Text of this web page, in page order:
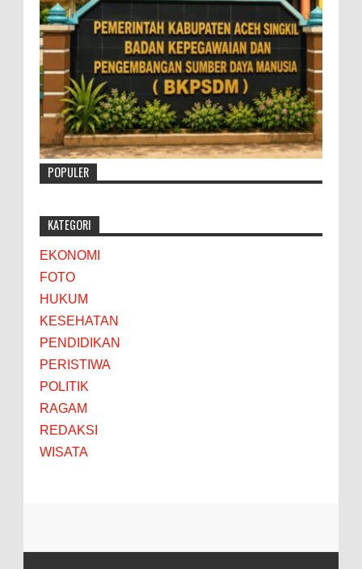
POPULER
KATEGORI
EKONOMI
FOTO
HUKUM
KESEHATAN
PENDIDIKAN
PERISTIWA
POLITIK
RAGAM
REDAKSI
WISATA